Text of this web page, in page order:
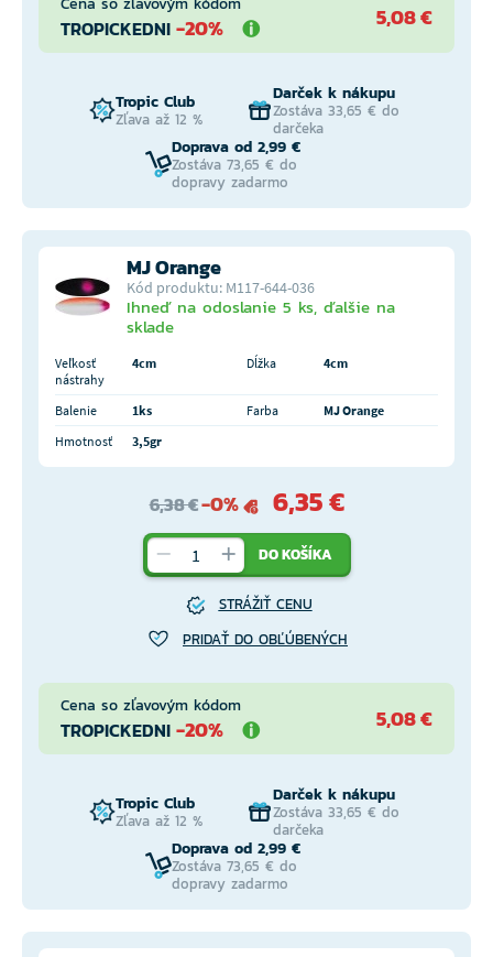
TROPICKEDNI -20% 5,08 €
Tropic Club
Zľava až 12 %
Darček k nákupu
Zostáva 33,65 € do
darčeka
Doprava od 2,99 €
Zostáva 73,65 € do
dopravy zadarmo
MJ Orange
Kód produktu: M117-644-036
Ihneď na odoslanie 5 ks, ďalšie na
sklade
Veľkosť
nástrahy
4cm Dĺžka 4cm
Balenie 1ks Farba
MJ Orange
Hmotnosť
3,5gr
6,38 €-0% 6,35 €
DO KOŠÍKA
STRÁŽIŤ CENU
PRIDAŤ DO OBĽÚBENÝCH
Cena so zľavovým kódom
TROPICKEDNI -20% 5,08 €
Tropic Club
Zľava až 12 %
Darček k nákupu
Zostáva 33,65 € do
darčeka
Doprava od 2,99 €
Zostáva 73,65 € do
dopravy zadarmo